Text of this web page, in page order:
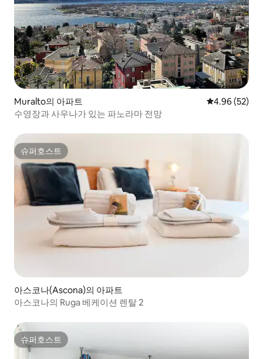
Muralto의 아파트 평점 4.96점(5
4.96 (52)
수영장과 사우나가 있는 파노라마 전망
슈퍼호스트
슈퍼호스트
아스코나(Ascona)의 아파트
아스코나의 Ruga 베케이션 렌탈 2
슈퍼호스트
슈퍼호스트